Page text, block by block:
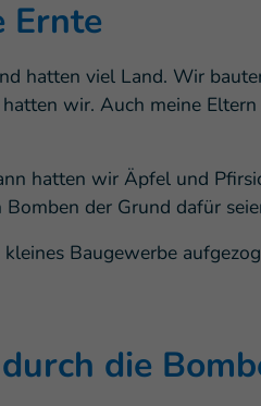
Ernte
hatten viel Land. Wir
wir. Auch meine
hatten wir Äpfel und
der Grund dafür
Baugewerbe
die